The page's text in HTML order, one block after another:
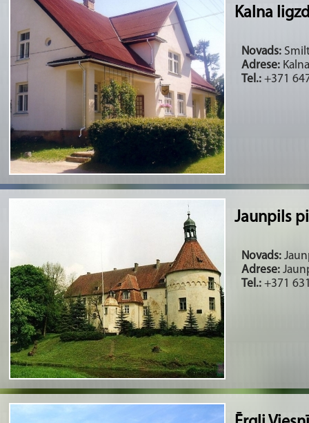
Kalna
Novads:
Adrese:
Tel.: +371
Jaunpils
Novads:
Adrese:
Tel.: +371